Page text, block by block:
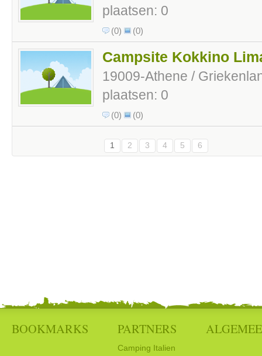
plaatsen: 0
(0) (0)
Campsite Kokkino
19009-Athene /
plaatsen: 0
(0) (0)
1 2 3 4 5 6
BOOKMARKS PARTNERS
Camping Italien